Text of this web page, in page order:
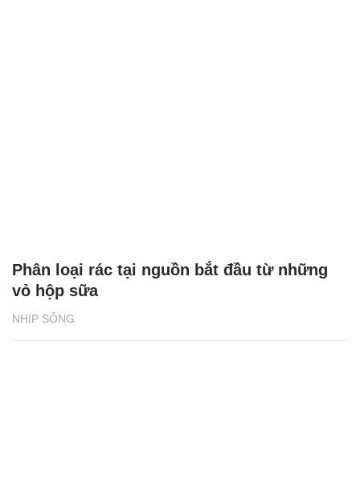
NHỊP SỐNG
Phân loại rác tại nguồn bắt đầu từ những
vỏ hộp sữa